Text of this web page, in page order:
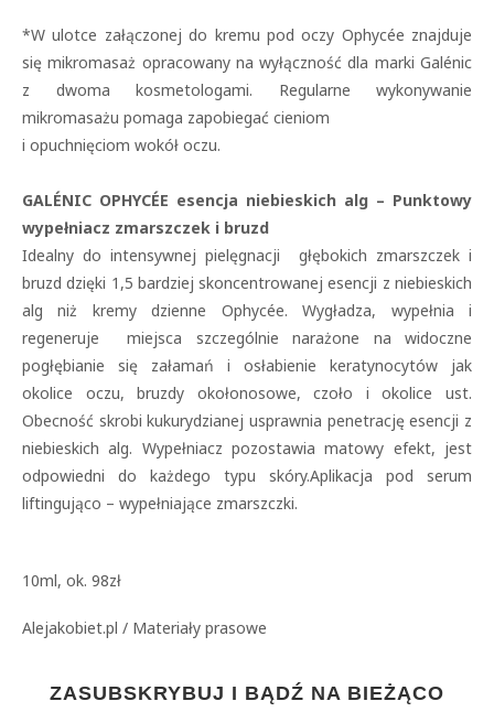
*W ulotce załączonej do kremu pod oczy Ophycée znajduje
się mikromasaż opracowany na wyłączność dla marki Galénic
z dwoma kosmetologami. Regularne wykonywanie
mikromasażu pomaga zapobiegać cieniom
i opuchnięciom wokół oczu.
GALÉNIC OPHYCÉE esencja niebieskich alg – Punktowy
wypełniacz zmarszczek i bruzd
Idealny do intensywnej pielęgnacji głębokich zmarszczek i
bruzd dzięki 1,5 bardziej skoncentrowanej esencji z niebieskich
alg niż kremy dzienne Ophycée. Wygładza, wypełnia i
regeneruje miejsca szczególnie narażone na widoczne
pogłębianie się załamań i osłabienie keratynocytów jak
okolice oczu, bruzdy okołonosowe, czoło i okolice ust.
Obecność skrobi kukurydzianej usprawnia penetrację esencji z
niebieskich alg. Wypełniacz pozostawia matowy efekt, jest
odpowiedni do każdego typu skóry.Aplikacja pod serum
liftingująco – wypełniające zmarszczki.
10ml, ok. 98zł
Alejakobiet.pl / Materiały prasowe
ZASUBSKRYBUJ I BĄDŹ NA BIEŻĄCO